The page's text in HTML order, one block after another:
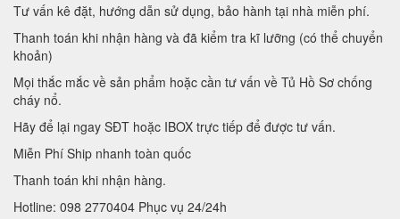
Tư vấn kê đặt, hướng dẫn sử dụng, bảo hành tại nhà miễn phí.
Thanh toán khi nhận hàng và đã kiểm tra kĩ lưỡng (có thể chuyển
khoản)
Mọi thắc mắc về sản phẩm hoặc cần tư vấn về Tủ Hồ Sơ chống
cháy nổ.
Hãy để lại ngay SĐT hoặc IBOX trực tiếp để được tư vấn.
Miễn Phí Ship nhanh toàn quốc
Thanh toán khi nhận hàng.
Hotline: 098 2770404 Phục vụ 24/24h